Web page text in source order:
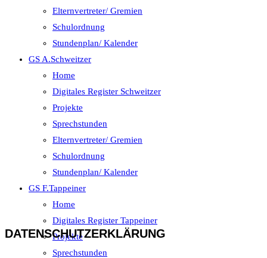
Elternvertreter/ Gremien
Schulordnung
Stundenplan/ Kalender
GS A.Schweitzer
Home
Digitales Register Schweitzer
Projekte
Sprechstunden
Elternvertreter/ Gremien
Schulordnung
Stundenplan/ Kalender
GS F.Tappeiner
Home
Digitales Register Tappeiner
Projekte
Sprechstunden
DATENSCHUTZERKLÄRUNG